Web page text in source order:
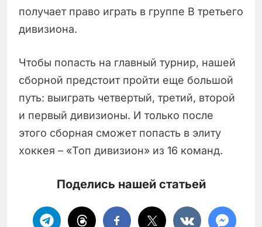
получает право играть в группе В третьего
дивизиона.
Чтобы попасть на главный турнир, нашей
сборной предстоит пройти еще большой
путь: выиграть четвертый, третий, второй
и первый дивизионы. И только после
этого сборная сможет попасть в элиту
хоккея – «Топ дивизион» из 16 команд.
Поделись нашей статьей